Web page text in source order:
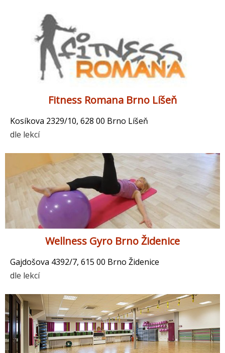
Fitness Romana Brno Líšeň
Kosíkova 2329/10, 628 00 Brno Líšeň
dle lekcí
Wellness Gyro Brno Židenice
Gajdošova 4392/7, 615 00 Brno Židenice
dle lekcí